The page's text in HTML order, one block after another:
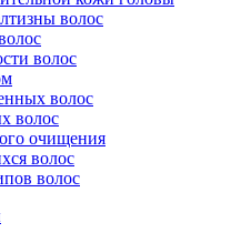
волос
волос
волос
волос
очищения
волос
волос